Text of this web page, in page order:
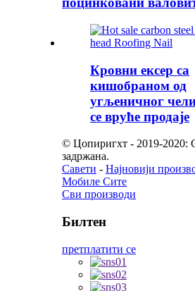
Кровни ексер са
кишобраном од
угљеничног
се вруће продаје
© Цопиригхт - 2019-2020:
задржана.
Савети - Најновији
Мобиле Сите
Сви производи
Билтен
претплатити се